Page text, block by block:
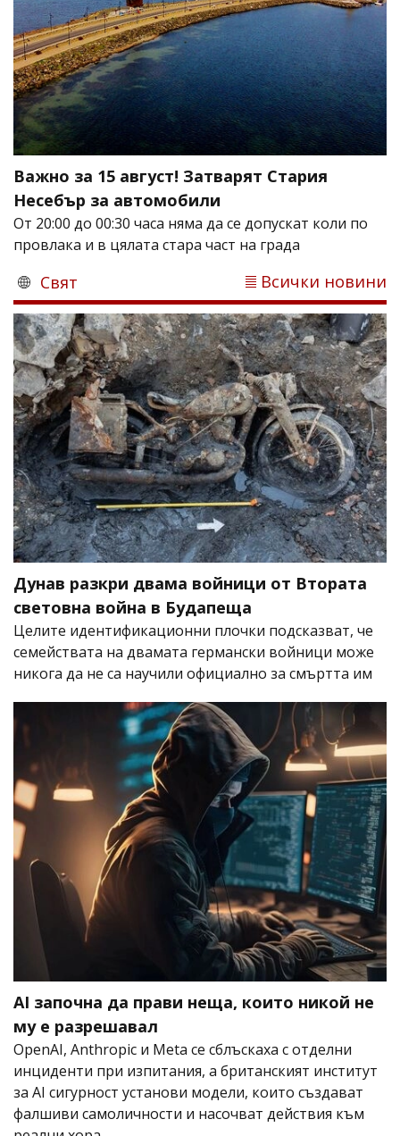
Важно за 15 август! Затварят Стария
Несебър за автомобили
От 20:00 до 00:30 часа няма да се допускат коли по
провлака и в цялата стара част на града
Свят Всички новини
Дунав разкри двама войници от Втората
световна война в Будапеща
Целите идентификационни плочки подсказват, че
семействата на двамата германски войници може
никога да не са научили официално за смъртта им
AI започна да прави неща, които никой не
му е разрешавал
OpenAI, Anthropic и Meta се сблъскаха с отделни
инциденти при изпитания, а британският институт
за AI сигурност установи модели, които създават
фалшиви самоличности и насочват действия към